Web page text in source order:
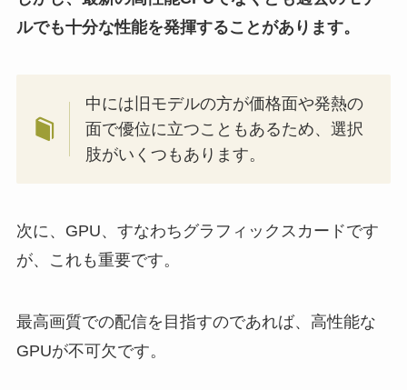
ルでも十分な性能を発揮することがあります。
中には旧モデルの方が価格面や発熱の
面で優位に立つこともあるため、選択
肢がいくつもあります。
次に、GPU、すなわちグラフィックスカードです
が、これも重要です。
最高画質での配信を目指すのであれば、高性能な
GPUが不可欠です。